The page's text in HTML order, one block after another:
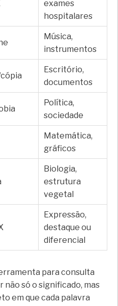
exames
hospitalares
Música,
instrumentos
Escritório,
documentos
Política,
sociedade
Matemática,
gráficos
Biologia,
estrutura
vegetal
Expressão,
destaque ou
diferencial
para consulta
não só o significado, mas
em que cada palavra